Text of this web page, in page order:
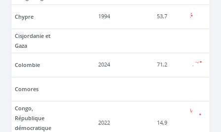
Chypre 1994 53,7
Cisjordanie et
Gaza
Colombie 2024 71,2
Comores
Congo,
République
démocratique
2022 14,9